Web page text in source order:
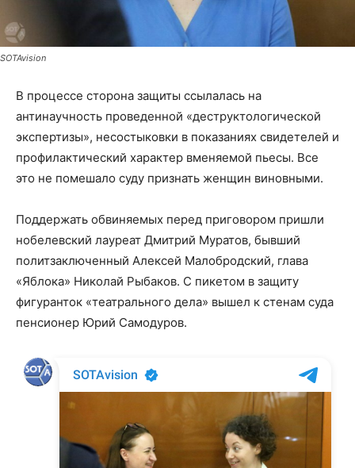
SOTAvision
В процессе сторона защиты ссылалась на
антинаучность проведенной «деструктологической
экспертизы», несостыковки в показаниях свидетелей и
профилактический характер вменяемой пьесы. Все
это не помешало суду признать женщин виновными.
Поддержать обвиняемых перед приговором пришли
нобелевский лауреат Дмитрий Муратов, бывший
политзаключенный Алексей Малобродский, глава
«Яблока» Николай Рыбаков. С пикетом в защиту
фигуранток «театрального дела» вышел к стенам суда
пенсионер Юрий Самодуров.